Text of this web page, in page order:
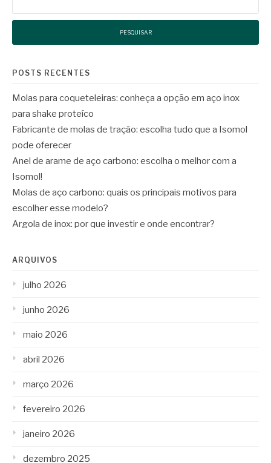
POSTS RECENTES
Molas para coqueteleiras: conheça a opção em aço inox
para shake proteíco
Fabricante de molas de tração: escolha tudo que a Isomol
pode oferecer
Anel de arame de aço carbono: escolha o melhor com a
Isomol!
Molas de aço carbono: quais os principais motivos para
escolher esse modelo?
Argola de inox: por que investir e onde encontrar?
ARQUIVOS
julho 2026
junho 2026
maio 2026
abril 2026
março 2026
fevereiro 2026
janeiro 2026
dezembro 2025